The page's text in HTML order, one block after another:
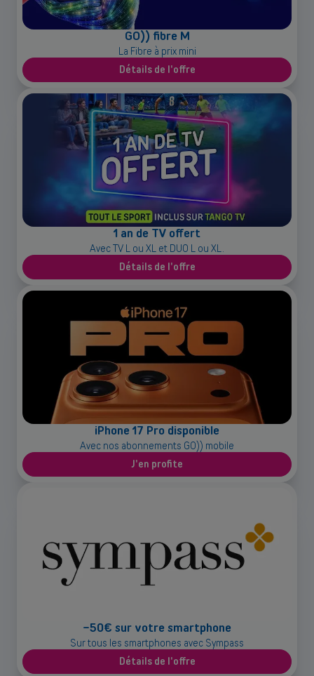
GO)) fibre M
La Fibre à prix mini
Détails de l'offre
1 an de TV offert
Avec TV L ou XL et DUO L ou XL.
Détails de l'offre
iPhone 17 Pro disponible
Avec nos abonnements GO)) mobile
J'en profite
-50€ sur votre smartphone
Sur tous les smartphones avec Sympass
Détails de l'offre